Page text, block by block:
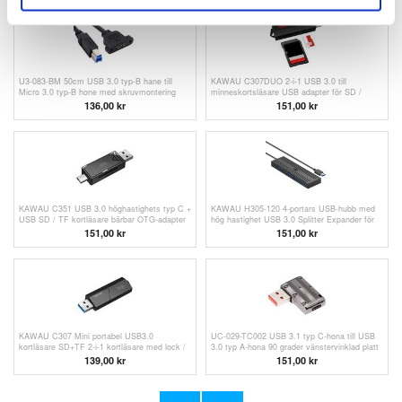
U3-083-BM 50cm USB 3.0 typ-B hane till
Micro 3.0 typ-B hone med skruvmontering
Förlängningskabel 5Gbps
136,00 kr
KAWAU C307DUO 2-i-1 USB 3.0 till
minneskortsläsare USB adapter för SD /
SDHC / SDXC / TF-kort
151,00 kr
KAWAU C351 USB 3.0 höghastighets typ C +
USB SD / TF kortläsare bärbar OTG-adapter
151,00 kr
KAWAU H305-120 4-portars USB-hubb med
hög hastighet USB 3.0 Splitter Expander för
bärbar dator, flashminne, keyborad
151,00 kr
KAWAU C307 Mini portabel USB3.0
kortläsare SD+TF 2-i-1 kortläsare med lock /
Single Drive Letter139,00 kr
UC-029-TC002 USB 3.1 typ C-hona till USB
3.0 typ A-hona 90 grader vänstervinklad platt
typ 10 Gbps data 120 W nätadapter
151,00 kr